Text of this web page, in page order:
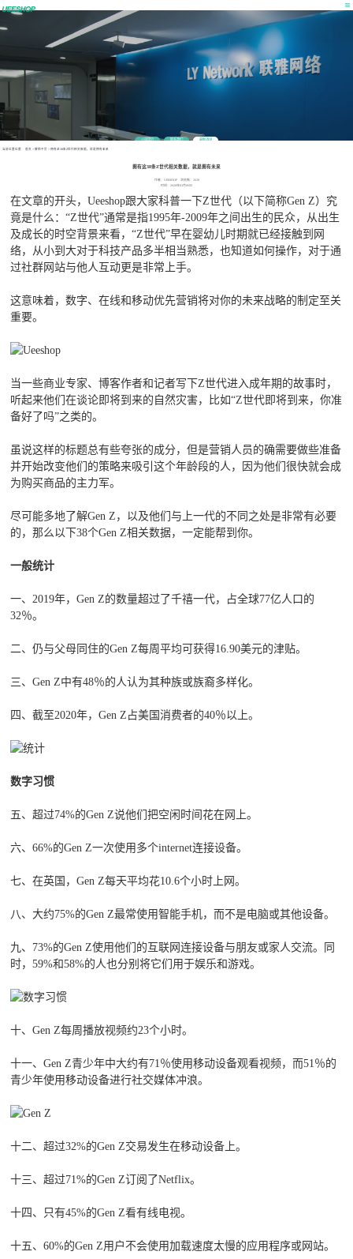
公司简介 联系我们 最新消息
当前位置位置： 首页 > 营销干货> 拥有这38条Z世代相关数据，就是拥有未来
拥有这38条Z世代相关数据，就是拥有未来
作者：UEESHOP 浏览数：2628
时间：2020年03月06日
在文章的开头，Ueeshop跟大家科普一下Z世代（以下简称Gen Z）究
竟是什么：“Z世代”通常是指1995年-2009年之间出生的民众，从出生
及成长的时空背景来看，“Z世代”早在婴幼儿时期就已经接触到网
络，从小到大对于科技产品多半相当熟悉，也知道如何操作，对于通
过社群网站与他人互动更是非常上手。
这意味着，数字、在线和移动优先营销将对你的未来战略的制定至关
重要。
当一些商业专家、博客作者和记者写下Z世代进入成年期的故事时，
听起来他们在谈论即将到来的自然灾害，比如“Z世代即将到来，你准
备好了吗”之类的。
虽说这样的标题总有些夸张的成分，但是营销人员的确需要做些准备
并开始改变他们的策略来吸引这个年龄段的人，因为他们很快就会成
为购买商品的主力军。
尽可能多地了解Gen Z，以及他们与上一代的不同之处是非常有必要
的，那么以下38个Gen Z相关数据，一定能帮到你。
一般统计
一、2019年，Gen Z的数量超过了千禧一代，占全球77亿人口的
32％。
二、仍与父母同住的Gen Z每周平均可获得16.90美元的津贴。
三、Gen Z中有48％的人认为其种族或族裔多样化。
四、截至2020年，Gen Z占美国消费者的40％以上。
数字习惯
五、超过74%的Gen Z说他们把空闲时间花在网上。
六、66%的Gen Z一次使用多个internet连接设备。
七、在英国，Gen Z每天平均花10.6个小时上网。
八、大约75%的Gen Z最常使用智能手机，而不是电脑或其他设备。
九、73%的Gen Z使用他们的互联网连接设备与朋友或家人交流。同
时，59%和58%的人也分别将它们用于娱乐和游戏。
十、Gen Z每周播放视频约23个小时。
十一、Gen Z青少年中大约有71％使用移动设备观看视频，而51％的
青少年使用移动设备进行社交媒体冲浪。
十二、超过32%的Gen Z交易发生在移动设备上。
十三、超过71%的Gen Z订阅了Netflix。
十四、只有45%的Gen Z看有线电视。
十五、60%的Gen Z用户不会使用加载速度太慢的应用程序或网站。